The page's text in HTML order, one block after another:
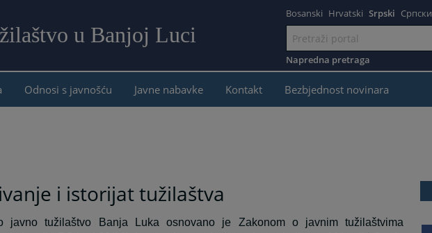
u Banjoj Luci
sadržaj
Bosanski Hrvatski Srpski Српски
Napredna pretraga
Odnosi s javnošću Javne nabavke Kontakt Bezbjednost novinara
i istorijat tužilaštva
javno tužilaštvo Banja Luka osnovano je Zakonom o javnim tužilaštvima